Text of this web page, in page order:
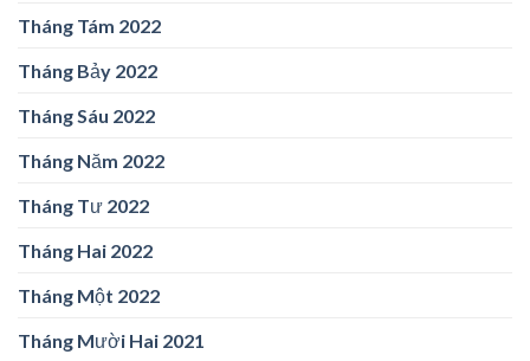
Tháng Tám 2022
Tháng Bảy 2022
Tháng Sáu 2022
Tháng Năm 2022
Tháng Tư 2022
Tháng Hai 2022
Tháng Một 2022
Tháng Mười Hai 2021